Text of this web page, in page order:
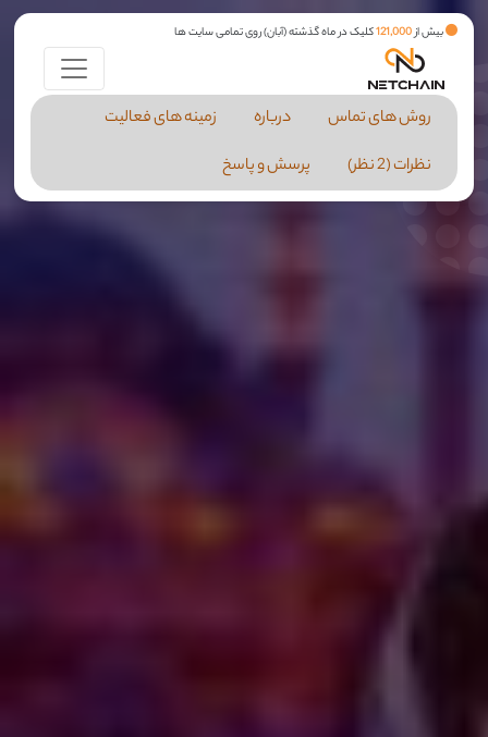
بیش از121,000کلیک در ماه گذشته (آبان) روی تمامی سایت ها
روش های تماس درباره
زمینه های فعالیت
نظرات (2 نظر)
پرسش و پاسخ